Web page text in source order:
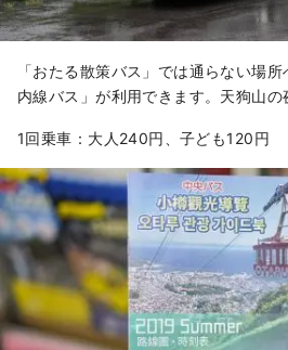
「おたる散策バス」では通らない場
内線バス」が利用できます。天狗山の
1回乗車：大人240円、子ども120円